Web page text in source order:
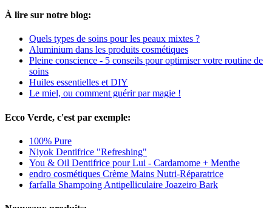
À lire sur notre blog:
Quels types de soins pour les peaux mixtes ?
Aluminium dans les produits cosmétiques
Pleine conscience - 5 conseils pour optimiser votre routine de
soins
Huiles essentielles et DIY
Le miel, ou comment guérir par magie !
Ecco Verde, c'est par exemple:
100% Pure
Niyok Dentifrice "Refreshing"
You & Oil Dentifrice pour Lui - Cardamome + Menthe
endro cosmétiques Crème Mains Nutri-Réparatrice
farfalla Shampoing Antipelliculaire Joazeiro Bark